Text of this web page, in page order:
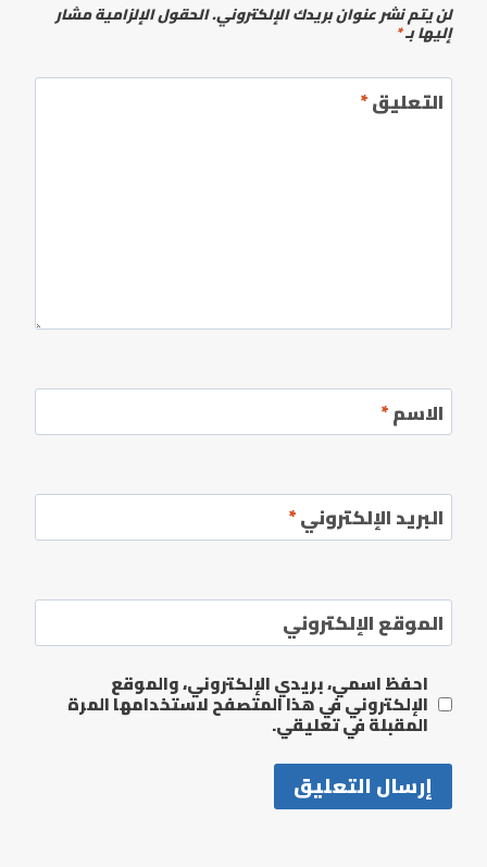
لن يتم نشر عنوان بريدك الإلكتروني.الحقول الإلزامية مشار
إليها بـ*
التعليق*
الاسم*
البريد الإلكتروني*
الموقع الإلكتروني
احفظ اسمي، بريدي الإلكتروني، والموقع
الإلكتروني في هذا المتصفح لاستخدامها المرة
المقبلة في تعليقي.